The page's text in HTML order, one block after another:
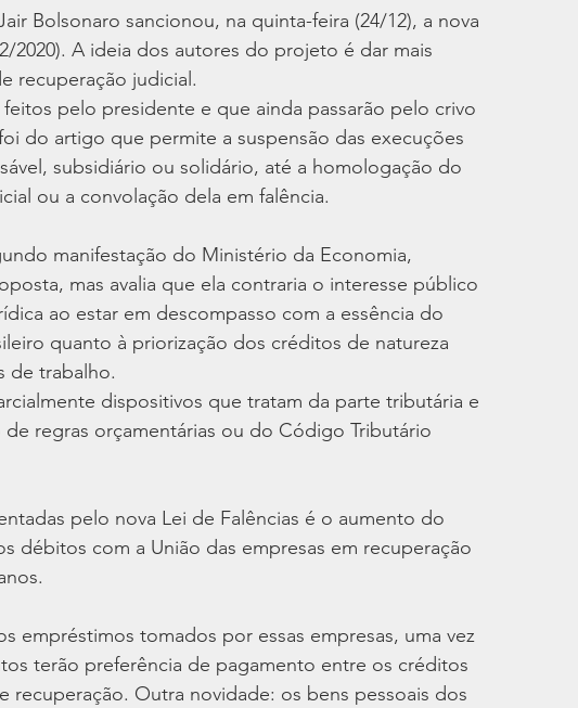
Bolsonaro sancionou, na quinta-feira (24/12), a nova
2020). A ideia dos autores do projeto é dar mais
recuperação judicial.
pelo presidente e que ainda passarão pelo crivo
do artigo que permite a suspensão das execuções
subsidiário ou solidário, até a homologação do
ou a convolação dela em falência.
manifestação do Ministério da Economia,
mas avalia que ela contraria o interesse público
ao estar em descompasso com a essência do
quanto à priorização dos créditos de natureza
de trabalho.
dispositivos que tratam da parte tributária e
regras orçamentárias ou do Código Tributário
pelo nova Lei de Falências é o aumento do
débitos com a União das empresas em recuperação
empréstimos tomados por essas empresas, uma vez
terão preferência de pagamento entre os créditos
recuperação. Outra novidade: os bens pessoais dos